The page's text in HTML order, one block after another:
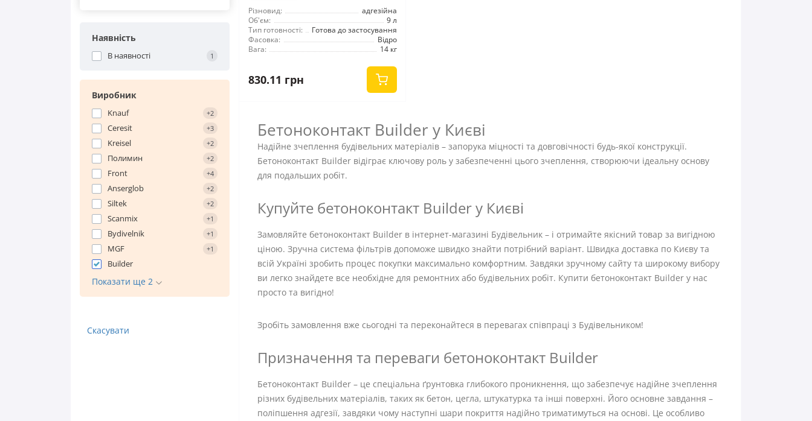
Наявність
В наявності 1
Виробник
Knauf +2
Ceresit +3
Kreisel +2
Полимин +2
Front +4
Anserglob +2
Siltek +2
Scanmix +1
Bydivelnik +1
MGF +1
Builder
Показати ще 2
Скасувати
Різновид:
адгезійна
Об'єм:
9 л
Тип готовності:
Готова до застосування
Фасовка:
Відро
Вага:
14 кг
830.11 грн
Бетоноконтакт Builder у Києві
Надійне зчеплення будівельних матеріалів – запорука міцності та довговічності будь-якої конструкції.
Бетоноконтакт Builder відіграє ключову роль у забезпеченні цього зчеплення, створюючи ідеальну основу
для подальших робіт.
Купуйте бетоноконтакт Builder у Києві
Замовляйте бетоноконтакт Builder в інтернет-магазині Будівельник – і отримайте якісний товар за вигідною
ціною. Зручна система фільтрів допоможе швидко знайти потрібний варіант. Швидка доставка по Києву та
всій Україні зробить процес покупки максимально комфортним. Завдяки зручному сайту та широкому вибору
ви легко знайдете все необхідне для ремонтних або будівельних робіт. Купити бетоноконтакт Builder у нас
просто та вигідно!
Зробіть замовлення вже сьогодні та переконайтеся в перевагах співпраці з Будівельником!
Призначення та переваги бетоноконтакт Builder
Бетоноконтакт Builder – це спеціальна ґрунтовка глибокого проникнення, що забезпечує надійне зчеплення
різних будівельних матеріалів, таких як бетон, цегла, штукатурка та інші поверхні. Його основне завдання –
поліпшення адгезії, завдяки чому наступні шари покриття надійно триматимуться на основі. Це особливо